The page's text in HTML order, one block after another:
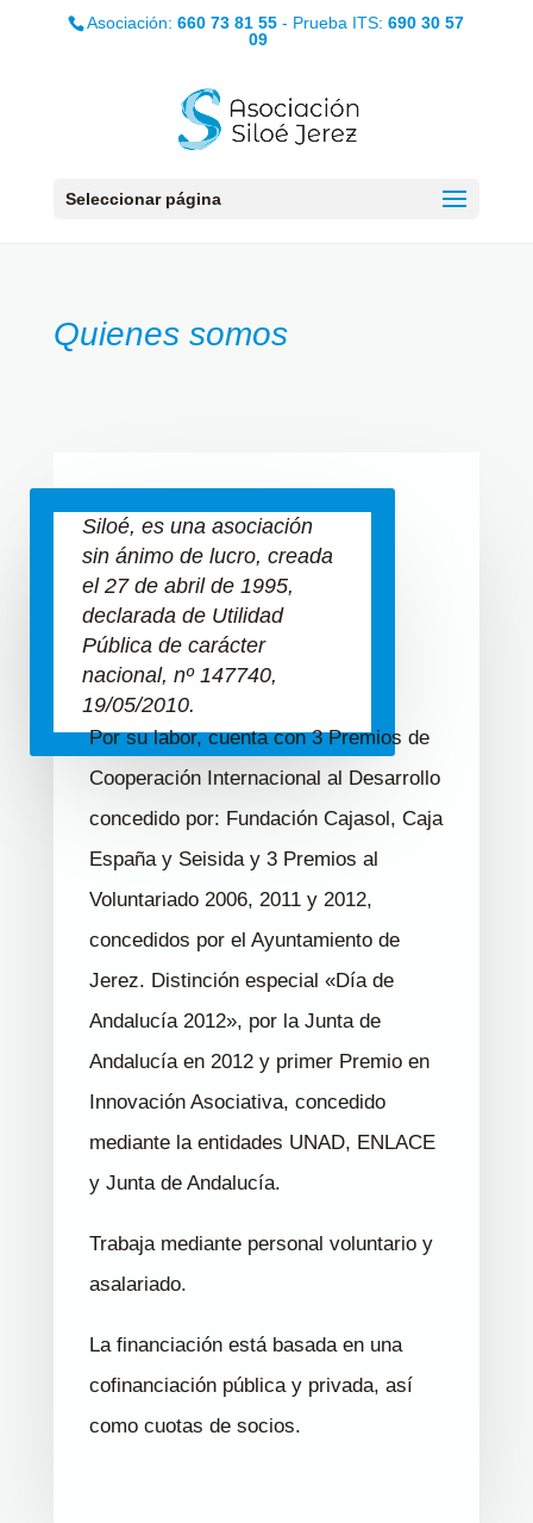
Asociación:660 73 81 55 - Prueba ITS:690 30 57
09
Seleccionar página
Quienes somos
Siloé, es una asociación
sin ánimo de lucro, creada
el 27 de abril de 1995,
declarada de Utilidad
Pública de carácter
nacional, nº 147740,
19/05/2010.
Por su labor, cuenta con 3 Premios de
Cooperación Internacional al Desarrollo
concedido por: Fundación Cajasol, Caja
España y Seisida y 3 Premios al
Voluntariado 2006, 2011 y 2012,
concedidos por el Ayuntamiento de
Jerez. Distinción especial «Día de
Andalucía 2012», por la Junta de
Andalucía en 2012 y primer Premio en
Innovación Asociativa, concedido
mediante la entidades UNAD, ENLACE
y Junta de Andalucía.
Trabaja mediante personal voluntario y
asalariado.
La financiación está basada en una
cofinanciación pública y privada, así
como cuotas de socios.